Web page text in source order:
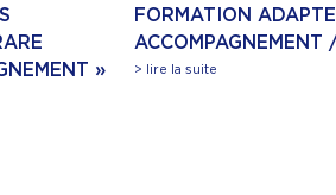
»
FORMATION
ACCOMPAGNEMENT
> lire la suite